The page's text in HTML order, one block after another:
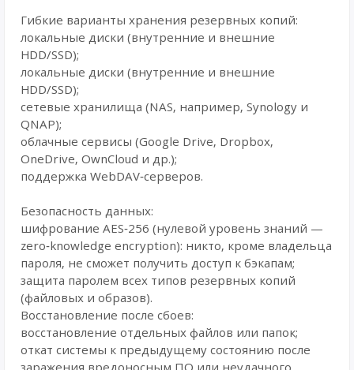
Гибкие варианты хранения резервных копий:
локальные диски (внутренние и внешние
HDD/SSD);
локальные диски (внутренние и внешние
HDD/SSD);
сетевые хранилища (NAS, например, Synology и
QNAP);
облачные сервисы (Google Drive, Dropbox,
OneDrive, OwnCloud и др.);
поддержка WebDAV‑серверов.
Безопасность данных:
шифрование AES‑256 (нулевой уровень знаний —
zero‑knowledge encryption): никто, кроме владельца
пароля, не сможет получить доступ к бэкапам;
защита паролем всех типов резервных копий
(файловых и образов).
Восстановление после сбоев:
восстановление отдельных файлов или папок;
откат системы к предыдущему состоянию после
заражения вредоносным ПО или неудачного